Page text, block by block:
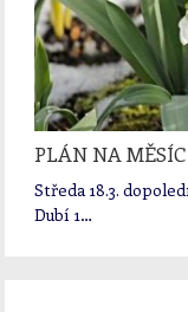
PLÁN NA
Středa 18.3.
Dubí 1…